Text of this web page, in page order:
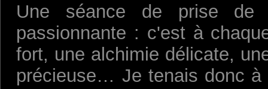
Une séance de prise de
passionnante : c'est à
fort, une alchimie délicate,
précieuse… Je tenais donc